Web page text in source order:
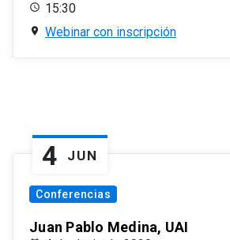
15:30
Webinar con inscripción
4 JUN
Conferencias
Juan Pablo Medina, UAI